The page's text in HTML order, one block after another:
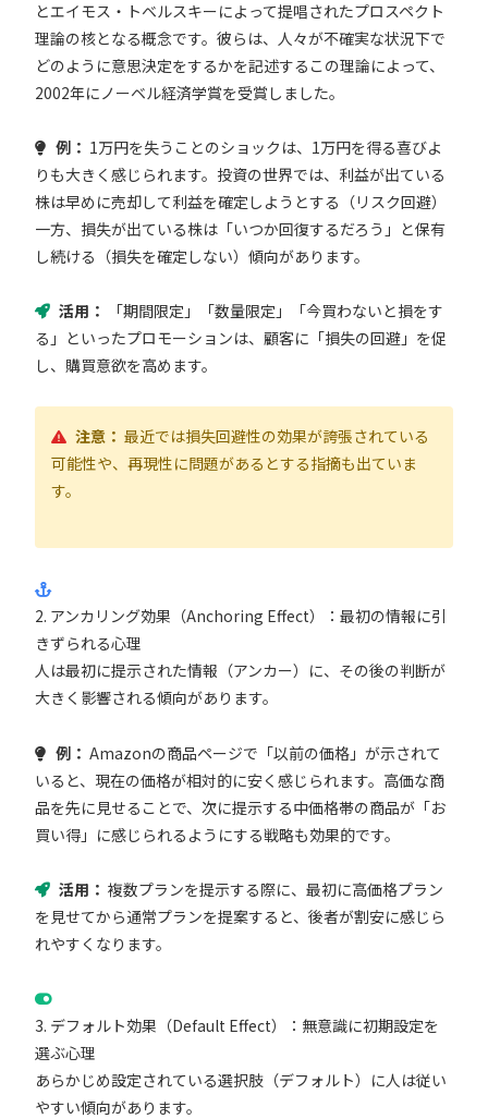
とエイモス・トベルスキーによって提唱されたプロスペクト
理論の核となる概念です。彼らは、人々が不確実な状況下で
どのように意思決定をするかを記述するこの理論によって、
2002年にノーベル経済学賞を受賞しました。
例： 1万円を失うことのショックは、1万円を得る喜びよ
りも大きく感じられます。投資の世界では、利益が出ている
株は早めに売却して利益を確定しようとする（リスク回避）
一方、損失が出ている株は「いつか回復するだろう」と保有
し続ける（損失を確定しない）傾向があります。
活用：
「期間限定」「数量限定」「今買わないと損をす
る」といったプロモーションは、顧客に「損失の回避」を促
し、購買意欲を高めます。
注意： 最近では損失回避性の効果が誇張されている
可能性や、再現性に問題があるとする指摘も出ていま
す。
2. アンカリング効果（Anchoring Effect）：最初の情報に引
きずられる心理
人は最初に提示された情報（アンカー）に、その後の判断が
大きく影響される傾向があります。
例： Amazonの商品ページで「以前の価格」が示されて
いると、現在の価格が相対的に安く感じられます。高価な商
品を先に見せることで、次に提示する中価格帯の商品が「お
買い得」に感じられるようにする戦略も効果的です。
活用： 複数プランを提示する際に、最初に高価格プラン
を見せてから通常プランを提案すると、後者が割安に感じら
れやすくなります。
3. デフォルト効果（Default Effect）：無意識に初期設定を
選ぶ心理
あらかじめ設定されている選択肢（デフォルト）に人は従い
やすい傾向があります。